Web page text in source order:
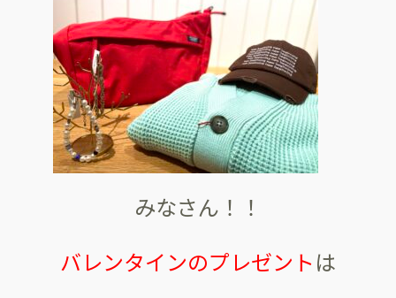
みなさん！！
バレンタインのプレゼント は